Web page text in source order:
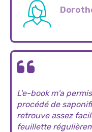
L'e-book m'a
procédé de
retrouve assez
feuillette